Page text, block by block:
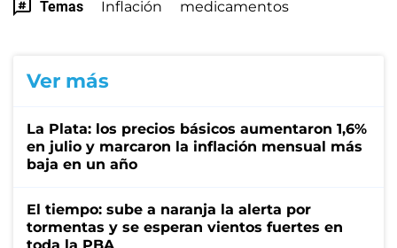
Temas Inflación medicamentos
Ver más
La Plata: los precios básicos aumentaron 1,6%
en julio y marcaron la inflación mensual más
baja en un año
El tiempo: sube a naranja la alerta por
tormentas y se esperan vientos fuertes en